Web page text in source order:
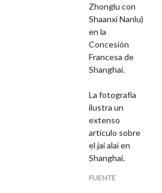
Zhonglu con
Shaanxi Nanlu)
en la
Concesión
Francesa de
Shanghai.
La fotografía
ilustra un
extenso
artículo sobre
el jai alai en
Shanghai.
FUENTE